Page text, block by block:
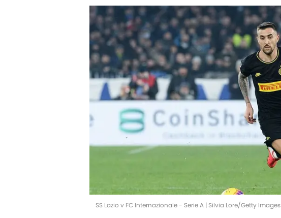
SS Lazio v FC Internazionale - Serie A | Silvia Lore/Getty Images